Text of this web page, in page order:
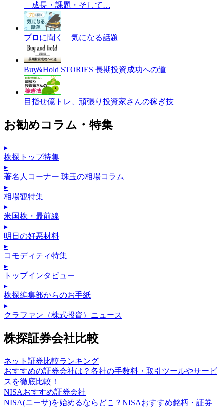
成長・課題・そして…
プロに聞く 気になる話題
Buy&Hold STORIES 長期投資成功への道
目指せ億トレ、頑張り投資家さんの稼ぎ技
お勧めコラム・特集
▸
株探トップ特集
▸
著名人コーナー 珠玉の相場コラム
▸
相場観特集
▸
米国株・最前線
▸
明日の好悪材料
▸
コモディティ特集
▸
トップインタビュー
▸
株探編集部からのお手紙
▸
クラファン（株式投資）ニュース
株探証券会社比較
ネット証券比較ランキング
おすすめの証券会社は？各社の手数料・取引ツールやサービ
スを徹底比較！
NISAおすすめ証券会社
NISA(ニーサ)を始めるならどこ？NISAおすすめ銘柄・証券